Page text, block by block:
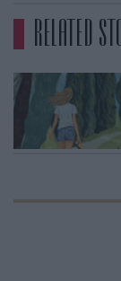
RELATED